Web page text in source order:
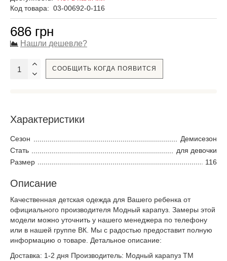
Код товара: 03-00692-0-116
686 грн
Нашли дешевле?
СООБЩИТЬ КОГДА ПОЯВИТСЯ
Характеристики
Сезон
Демисезон
Стать
для девочки
Размер
116
Описание
Качественная детская одежда для Вашего ребенка от
официального производителя Модный карапуз. Замеры этой
модели можно уточнить у нашего менеджера по телефону
или в нашей группе ВК. Мы с радостью предоставит полную
информацию о товаре. Детальное описание:
Доставка: 1-2 дня Производитель: Модный карапуз ТМ